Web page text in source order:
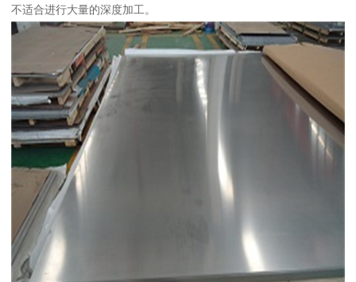
不适合进行大量的深度加工。